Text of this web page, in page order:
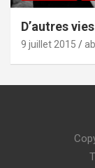
D’autres
9 juillet 2015